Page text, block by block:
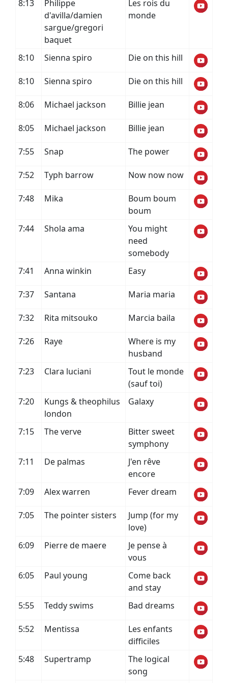
8:13
Philippe
d'avilla/damien
sargue/gregori
baquet
Les rois du
monde
8:10 Sienna spiro Die on this hill
8:10 Sienna spiro Die on this hill
8:06 Michael jackson Billie jean
8:05 Michael jackson Billie jean
7:55 Snap The power
7:52 Typh barrow Now now now
7:48 Mika
Boum boum
boum
7:44
Shola ama
You might
need
somebody
7:41
Anna winkin Easy
7:37 Santana Maria maria
7:32 Rita mitsouko Marcia baila
7:26 Raye
Where is my
husband
7:23
Clara luciani
Tout le monde
(sauf toi)
7:20
Kungs & theophilus
london
Galaxy
7:15 The verve
Bitter sweet
symphony
7:11
De palmas
J'en rêve
encore
7:09
Alex warren Fever dream
7:05 The pointer sisters
Jump (for my
love)
6:09
Pierre de maere
Je pense à
vous
6:05
Paul young
Come back
and stay
5:55
Teddy swims Bad dreams
5:52 Mentissa
Les enfants
difficiles
5:48
Supertramp
The logical
song